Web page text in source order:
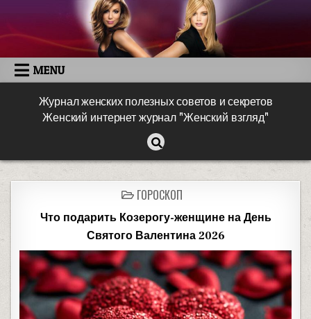
MENU
Журнал женских полезных советов и секретов
Женский интернет журнал "Женский взгляд"
ГОРОСКОП
Что подарить Козерогу-женщине на День
Святого Валентина 2026